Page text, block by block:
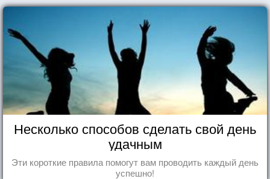
Несколько способов сделать свой день
удачным
Эти короткие правила помогут вам проводить каждый день
успешно!